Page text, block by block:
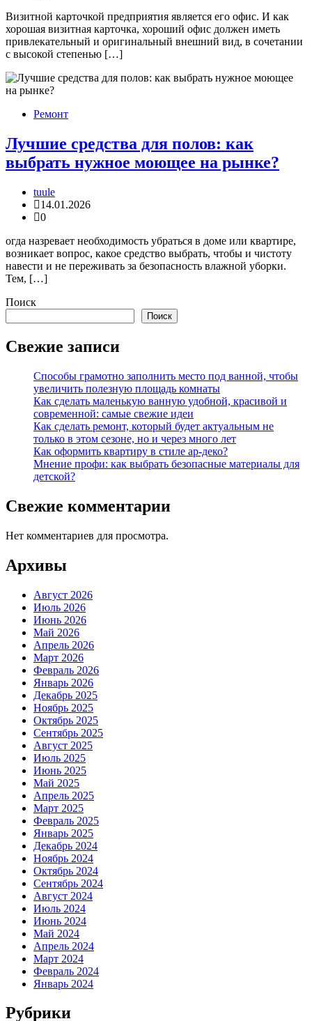
Визитной карточкой предприятия является его офис. И как
хорошая визитная карточка, хороший офис должен иметь
привлекательный и оригинальный внешний вид, в сочетании
с высокой степенью […]
Ремонт
Лучшие средства для полов: как
выбрать нужное моющее на рынке?
tuule
14.01.2026
0
огда назревает необходимость убраться в доме или квартире,
возникает вопрос, какое средство выбрать, чтобы и чистоту
навести и не переживать за безопасность влажной уборки.
Тем, […]
Поиск
Поиск
Свежие записи
Способы грамотно заполнить место под ванной, чтобы
увеличить полезную площадь комнаты
Как сделать маленькую ванную удобной, красивой и
современной: самые свежие идеи
Как сделать ремонт, который будет актуальным не
только в этом сезоне, но и через много лет
Как оформить квартиру в стиле ар-деко?
Мнение профи: как выбрать безопасные материалы для
детской?
Свежие комментарии
Нет комментариев для просмотра.
Архивы
Август 2026
Июль 2026
Июнь 2026
Май 2026
Апрель 2026
Март 2026
Февраль 2026
Январь 2026
Декабрь 2025
Ноябрь 2025
Октябрь 2025
Сентябрь 2025
Август 2025
Июль 2025
Июнь 2025
Май 2025
Апрель 2025
Март 2025
Февраль 2025
Январь 2025
Декабрь 2024
Ноябрь 2024
Октябрь 2024
Сентябрь 2024
Август 2024
Июль 2024
Июнь 2024
Май 2024
Апрель 2024
Март 2024
Февраль 2024
Январь 2024
Рубрики